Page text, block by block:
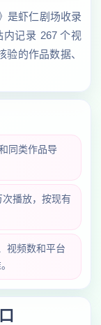
是虾仁剧场收录
内记录 267 个视
的作品数据、
同类作品导
播放，按现有
视频数和平台